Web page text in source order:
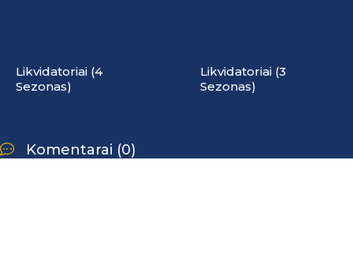
Likvidatoriai (4
Sezonas)
Likvidatoriai (3
Sezonas)
Komentarai (0)